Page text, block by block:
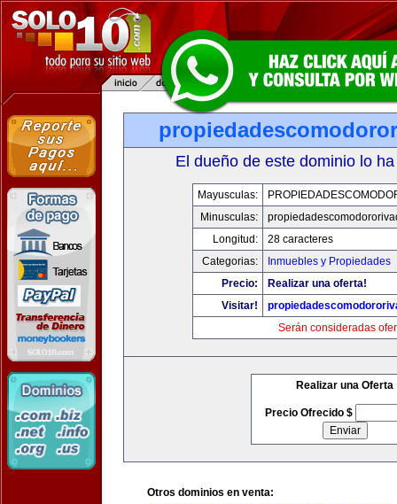
El dueño de este dominio lo
Mayusculas:
Minusculas:
Longitud:
28 caracteres
Categorias:
Inmuebles y Propiedades
Precio:
Realizar una oferta!
Visitar!
Serán consideradas
Realizar una Oferta
Precio Ofrecido $
Otros dominios en venta: